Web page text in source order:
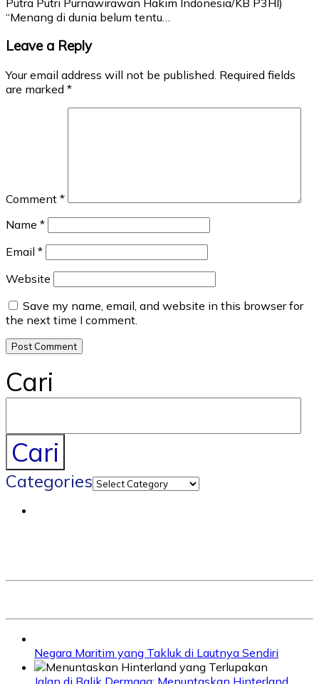
“Menang di dunia belum tentu…
Leave a Reply
Your email address will not be published. Required fields
are marked *
Comment *
Name *
Email *
Website
Save my name, email, and website in this browser for
the next time I comment.
Cari
Cari
Categories
Negara Maritim yang Takluk di Lautnya Sendiri